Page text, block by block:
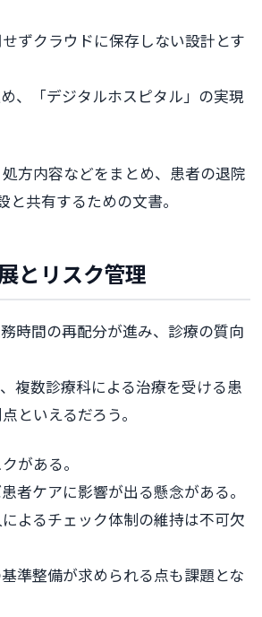
ずクラウドに保存しない設計とす
、「デジタルホスピタル」の実現
方内容などをまとめ、患者の退院
共有するための文書。
とリスク管理
時間の再配分が進み、診療の質向
複数診療科による治療を受ける患
といえるだろう。
がある。
者ケアに影響が出る懸念がある。
よるチェック体制の維持は不可欠
準整備が求められる点も課題とな